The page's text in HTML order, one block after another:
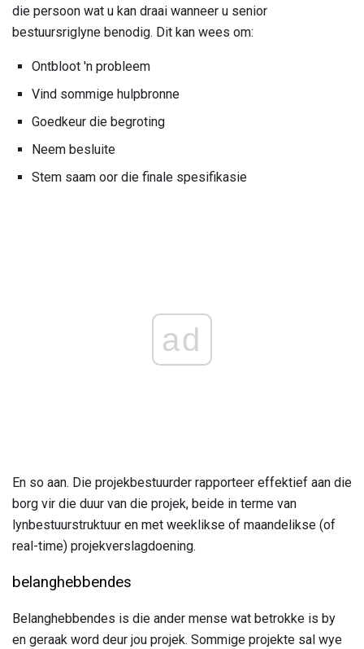
die persoon wat u kan draai wanneer u senior
bestuursriglyne benodig. Dit kan wees om:
Ontbloot 'n probleem
Vind sommige hulpbronne
Goedkeur die begroting
Neem besluite
Stem saam oor die finale spesifikasie
ad
En so aan. Die projekbestuurder rapporteer effektief aan die
borg vir die duur van die projek, beide in terme van
lynbestuurstruktuur en met weeklikse of maandelikse (of
real-time) projekverslagdoening.
belanghebbendes
Belanghebbendes is die ander mense wat betrokke is by
en geraak word deur jou projek. Sommige projekte sal wye